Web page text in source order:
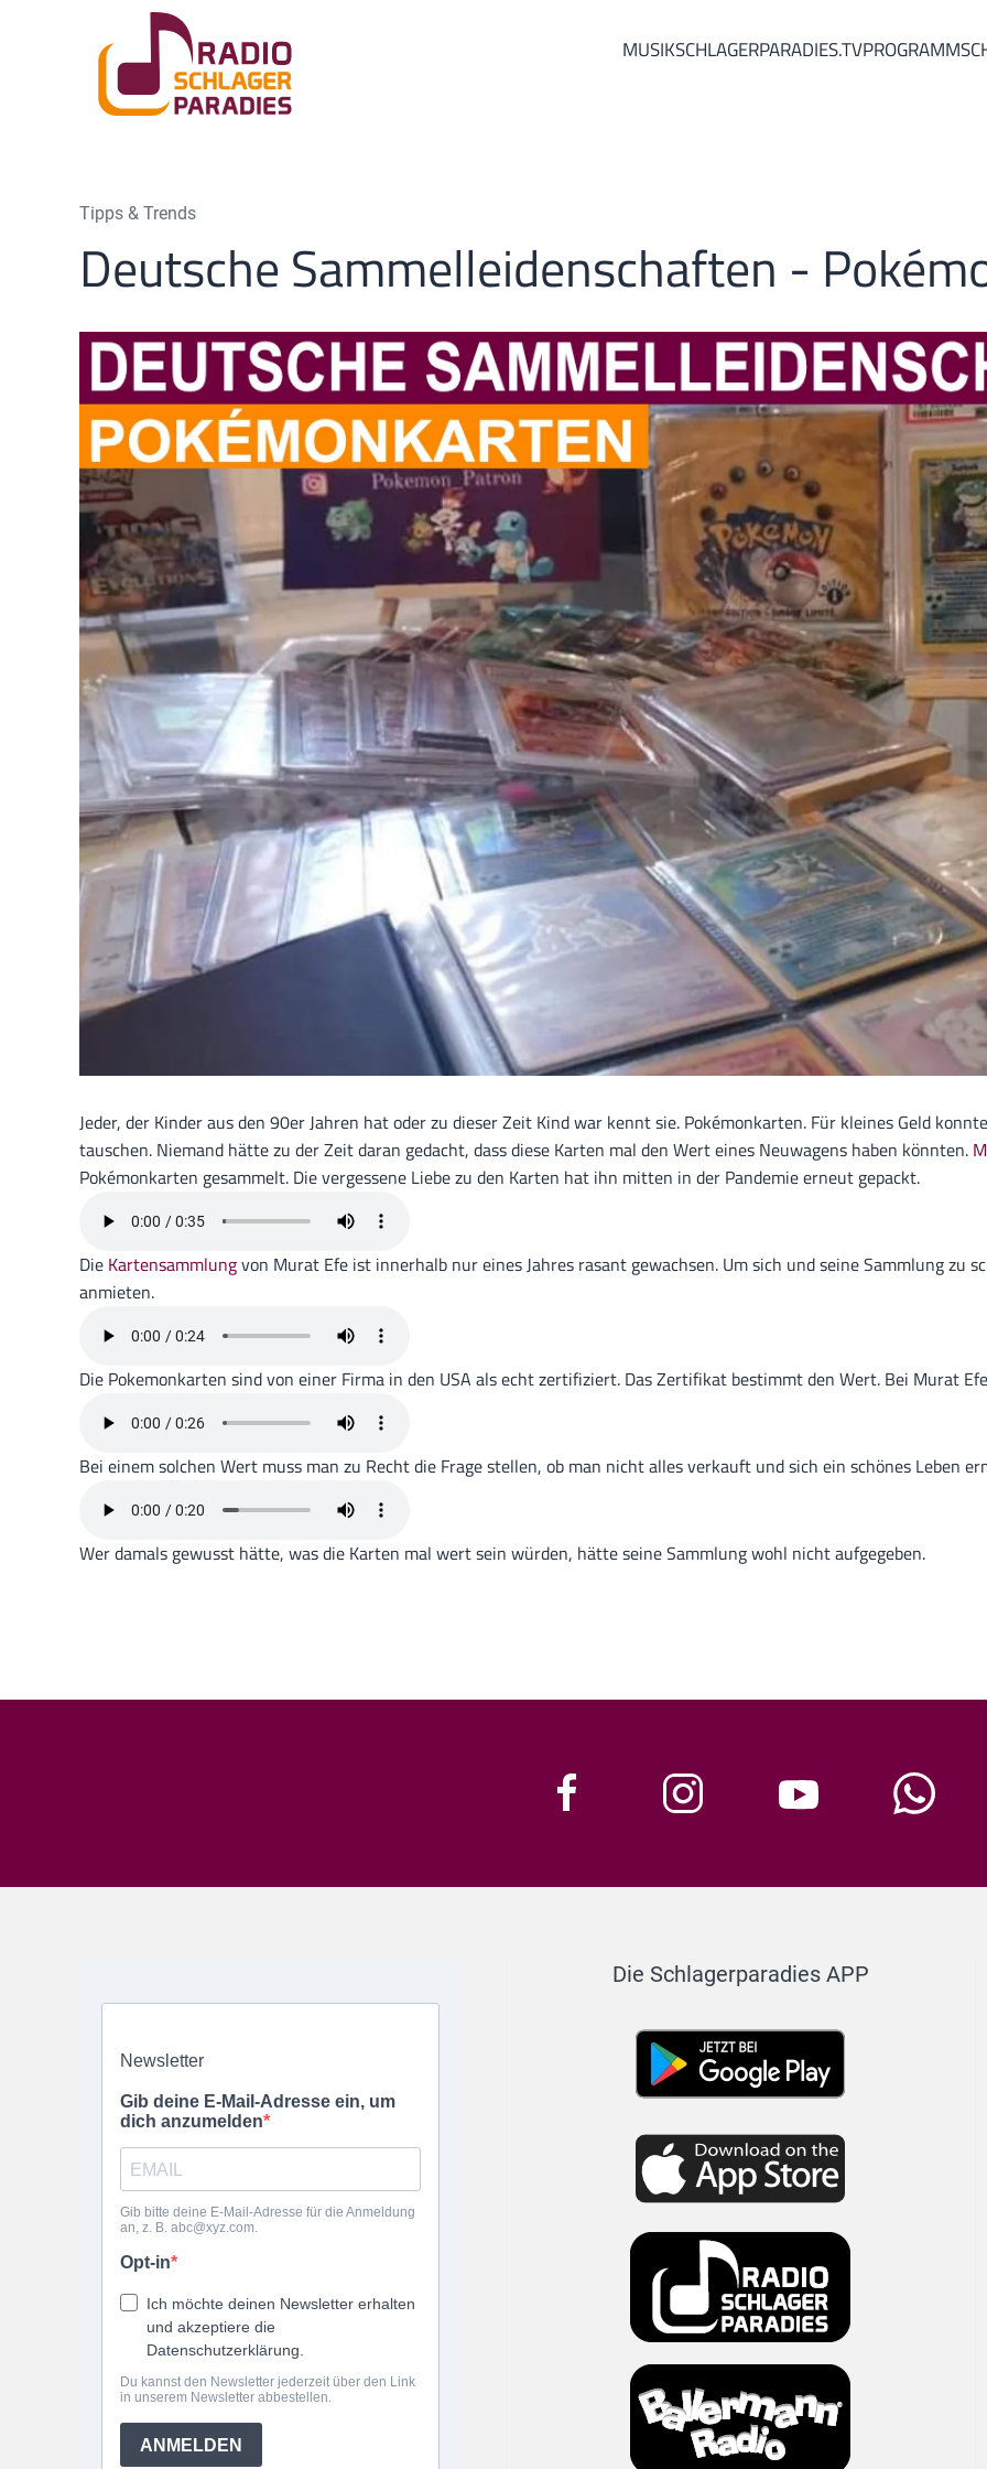
MUSIKSCHLAGERPARADIES.TVPROGRAMM
Tipps & Trends
Deutsche Sammelleidenschaften -
Jeder, der Kinder aus den 90er Jahren hat oder zu dieser Zeit Kind war kennt sie. Pokémonkarten. Für kleines Geld
tauschen. Niemand hätte zu der Zeit daran gedacht, dass diese Karten mal den Wert eines Neuwagens haben könnten.
Pokémonkarten gesammelt. Die vergessene Liebe zu den Karten hat ihn mitten in der Pandemie erneut gepackt.
Die Kartensammlungvon Murat Efe ist innerhalb nur eines Jahres rasant gewachsen. Um sich und seine Sammlung zu
anmieten.
Die Pokemonkarten sind von einer Firma in den USA als echt zertifiziert. Das Zertifikat bestimmt den Wert. Bei Murat
Bei einem solchen Wert muss man zu Recht die Frage stellen, ob man nicht alles verkauft und sich ein schönes Leben
Wer damals gewusst hätte, was die Karten mal wert sein würden, hätte seine Sammlung wohl nicht aufgegeben.
Die Schlagerparadies APP